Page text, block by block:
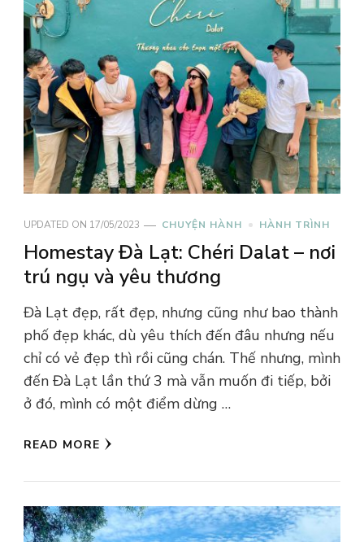
UPDATED ON 17/05/2023 CHUYỆN HÀNH HÀNH TRÌNH
Homestay Đà Lạt: Chéri Dalat – nơi
trú ngụ và yêu thương
Đà Lạt đẹp, rất đẹp, nhưng cũng như bao thành
phố đẹp khác, dù yêu thích đến đâu nhưng nếu
chỉ có vẻ đẹp thì rồi cũng chán. Thế nhưng, mình
đến Đà Lạt lần thứ 3 mà vẫn muốn đi tiếp, bởi
ở đó, mình có một điểm dừng …
READ MORE